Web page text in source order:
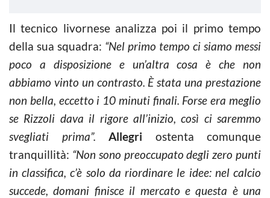
Il tecnico livornese analizza poi il primo tempo
della sua squadra: “Nel primo tempo ci siamo messi
poco a disposizione e un’altra cosa è che non
abbiamo vinto un contrasto. È stata una prestazione
non bella, eccetto i 10 minuti finali. Forse era meglio
se Rizzoli dava il rigore all’inizio, così ci saremmo
svegliati prima”.
Allegri ostenta comunque
tranquillità: “Non sono preoccupato degli zero punti
in classifica, c’è solo da riordinare le idee: nel calcio
succede, domani finisce il mercato e questa è una